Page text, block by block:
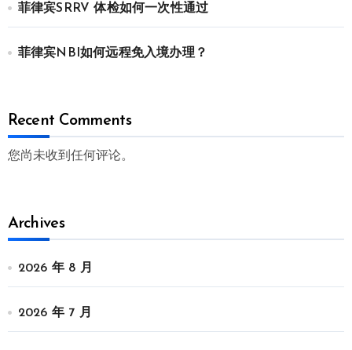
菲律宾SRRV 体检如何一次性通过
菲律宾NBI如何远程免入境办理？
Recent Comments
您尚未收到任何评论。
Archives
2026 年 8 月
2026 年 7 月